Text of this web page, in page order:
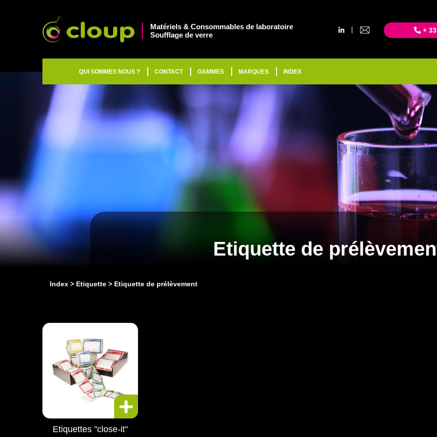
Matériels & Consommables de laboratoire
Soufflage de verre
| +
QUI SOMMES NOUS ? CONTACT GAMMES MARQUES INDEX
Etiquette de
Index Etiquette Etiquette de prélèvement
Etiquettes "close-it"